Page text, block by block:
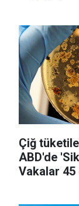
Çiğ
ABD'de
Vakalar 45